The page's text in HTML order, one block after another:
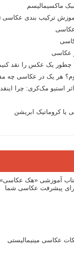
آموزش ترکیب بندی
عکاسی
یک عکس را نقد
هر یک در عکاسی چه
اثر استیو مک‌کری: چرا
یا کروماتیک ابریشن
آموزشی «هک عکاسی»
پیشرفت عکاسی شما
عکاسی مینیمالیستی